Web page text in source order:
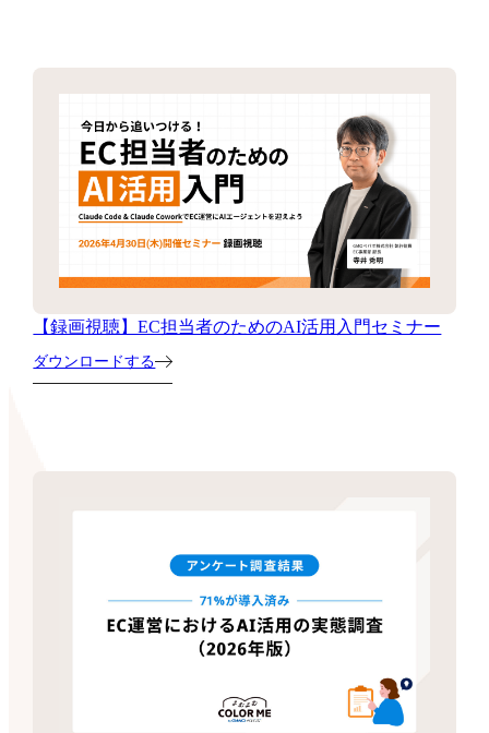
【録画視聴】EC担当者のためのAI活用入門セミナー
ダウンロードする